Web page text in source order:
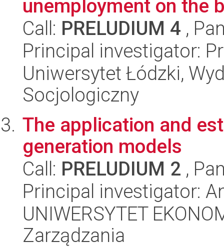
unemployment on the
Call: PRELUDIUM 4 ,
Principal investigator:
Uniwersytet Łódzki,
Socjologiczny
The application and
generation models
Call: PRELUDIUM 2 ,
Principal investigator:
UNIWERSYTET
Zarządzania